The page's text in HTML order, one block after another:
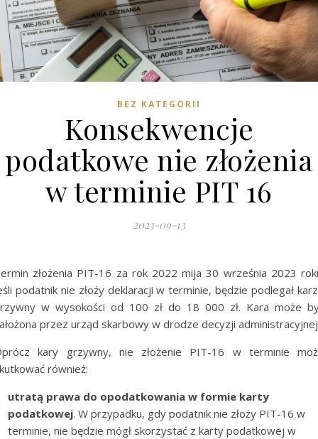
BEZ KATEGORII
Konsekwencje
podatkowe nie złożenia
w terminie PIT 16
2023-09-13
złożenia PIT-16 za rok 2022 mija 30 września 2023
podatnik nie złoży deklaracji w terminie, będzie podlegał
w wysokości od 100 zł do 18 000 zł. Kara może
przez urząd skarbowy w drodze decyzji
kary grzywny, nie złożenie PIT-16 w terminie
również:
utratą prawa do opodatkowania w formie karty
podatkowej. W przypadku, gdy podatnik nie złoży PIT-16 w
terminie, nie będzie mógł skorzystać z karty podatkowej w